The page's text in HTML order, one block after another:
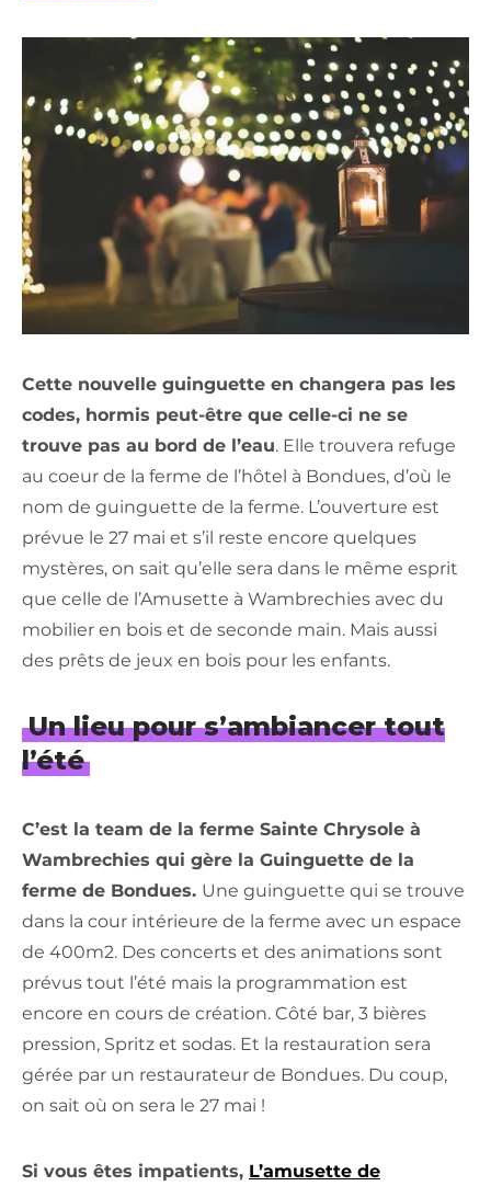
Cette nouvelle guinguette en changera pas les
codes, hormis peut-être que celle-ci ne se
trouve pas au bord de l’eau. Elle trouvera refuge
au coeur de la ferme de l’hôtel à Bondues, d’où le
nom de guinguette de la ferme. L’ouverture est
prévue le 27 mai et s’il reste encore quelques
mystères, on sait qu’elle sera dans le même esprit
que celle de l’Amusette à Wambrechies avec du
mobilier en bois et de seconde main. Mais aussi
des prêts de jeux en bois pour les enfants.
Un lieu pour s’ambiancer tout
l’été
C’est la team de la ferme Sainte Chrysole à
Wambrechies qui gère la Guinguette de la
ferme de Bondues. Une guinguette qui se trouve
dans la cour intérieure de la ferme avec un espace
de 400m2. Des concerts et des animations sont
prévus tout l’été mais la programmation est
encore en cours de création. Côté bar, 3 bières
pression, Spritz et sodas. Et la restauration sera
gérée par un restaurateur de Bondues. Du coup,
on sait où on sera le 27 mai !
Si vous êtes impatients, L’amusette de